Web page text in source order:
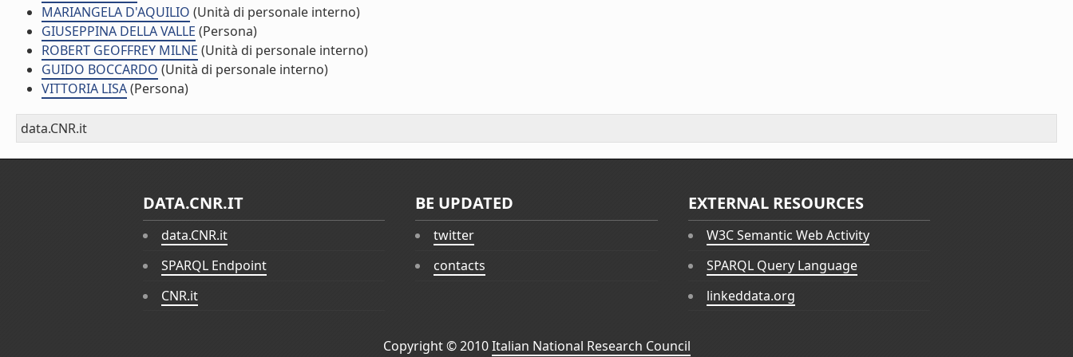
MARIANGELA D'AQUILIO (Unità di personale interno)
GIUSEPPINA DELLA VALLE (Persona)
ROBERT GEOFFREY MILNE (Unità di personale interno)
GUIDO BOCCARDO (Unità di personale interno)
VITTORIA LISA(Persona)
data.CNR.it
DATA.CNR.IT
data.CNR.it
SPARQL Endpoint
CNR.it
BE UPDATED
twitter
contacts
EXTERNAL RESOURCES
W3C Semantic Web Activity
SPARQL Query Language
linkeddata.org
Copyright © 2010Italian National Research Council